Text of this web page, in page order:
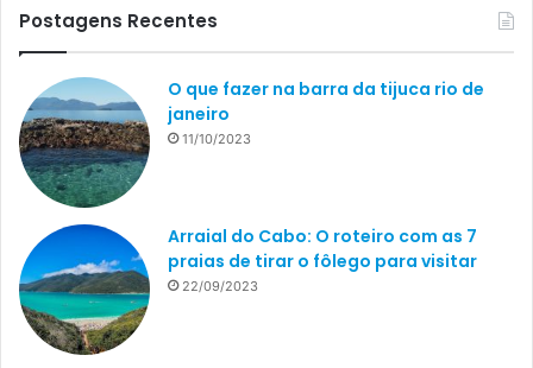
Postagens Recentes
O que fazer na barra da tijuca rio de
janeiro
11/10/2023
Arraial do Cabo: O roteiro com as 7
praias de tirar o fôlego para visitar
22/09/2023